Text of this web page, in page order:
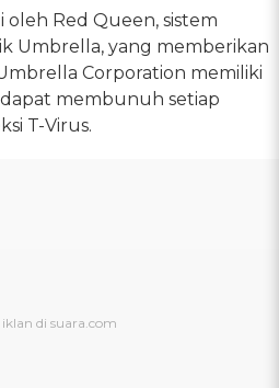
Red Queen, sistem
Umbrella, yang memberikan
Corporation memiliki
membunuh setiap
T-Virus.